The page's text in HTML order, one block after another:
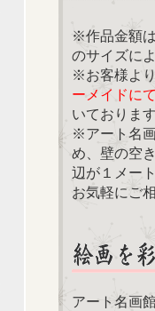
※作品金額
のサイズに
※お客様よ
ーメイドに
いておりま
※アート名
め、壁の空
辺が１メー
お気軽にご
アート名画